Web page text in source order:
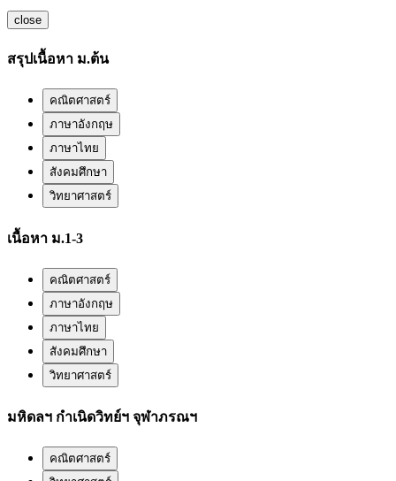
close
สรุปเนื้อหา ม.ต้น
คณิตศาสตร์
ภาษาอังกฤษ
ภาษาไทย
สังคมศึกษา
วิทยาศาสตร์
เนื้อหา ม.1-3
คณิตศาสตร์
ภาษาอังกฤษ
ภาษาไทย
สังคมศึกษา
วิทยาศาสตร์
มหิดลฯ กำเนิดวิทย์ฯ จุฬาภรณฯ
คณิตศาสตร์